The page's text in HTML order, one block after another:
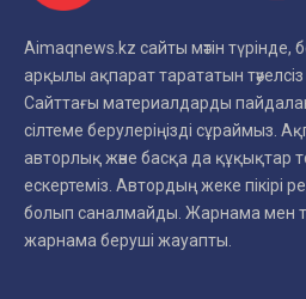
Aimaqnews.kz сайты мәтін түрінде,
арқылы ақпарат тарататын
Сайттағы материалдарды
сілтеме берулеріңізді сұраймыз.
авторлық және басқа да құқықтар
ескертеміз. Автордың жеке пікірі
болып саналмайды. Жарнама мен
жарнама беруші жауапты.